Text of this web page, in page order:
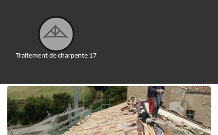
Traitement de charpente 17